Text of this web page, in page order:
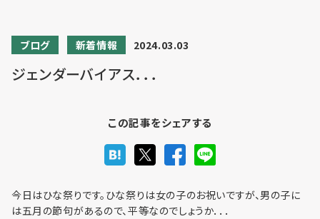
会社概要
利用までの流れ・利用料金
ブログ 新着情報 2024.03.03
ジェンダーバイアス．．．
この記事をシェアする
今日はひな祭りです。ひな祭りは女の子のお祝いですが、男の子に
は五月の節句があるので、平等なのでしょうか．．．